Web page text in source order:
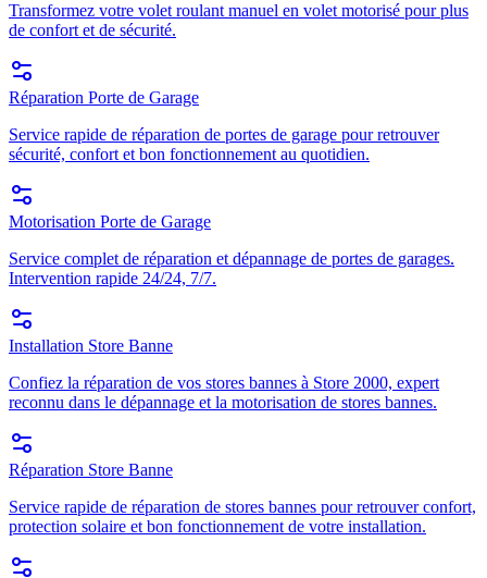
Transformez votre volet roulant manuel en volet motorisé pour plus
de confort et de sécurité.
Réparation Porte de Garage
Service rapide de réparation de portes de garage pour retrouver
sécurité, confort et bon fonctionnement au quotidien.
Motorisation Porte de Garage
Service complet de réparation et dépannage de portes de garages.
Intervention rapide 24/24, 7/7.
Installation Store Banne
Confiez la réparation de vos stores bannes à Store 2000, expert
reconnu dans le dépannage et la motorisation de stores bannes.
Réparation Store Banne
Service rapide de réparation de stores bannes pour retrouver confort,
protection solaire et bon fonctionnement de votre installation.